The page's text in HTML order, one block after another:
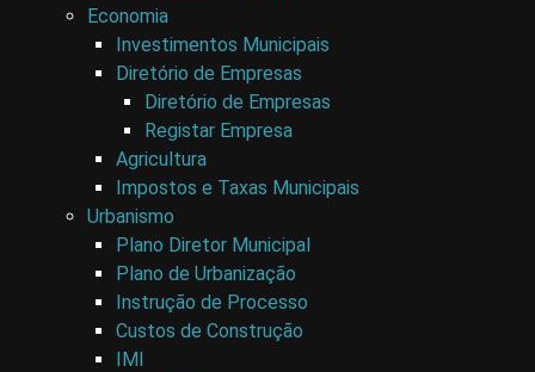
Economia
Investimentos Municipais
Diretório de Empresas
Diretório de Empresas
Registar Empresa
Agricultura
Impostos e Taxas Municipais
Urbanismo
Plano Diretor Municipal
Plano de Urbanização
Instrução de Processo
Custos de Construção
IMI